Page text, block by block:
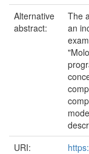
Alternative
abstract:
The
an
URI: